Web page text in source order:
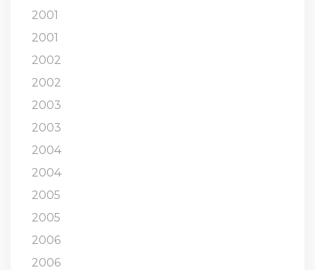
2001
2001
2002
2002
2003
2003
2004
2004
2005
2005
2006
2006